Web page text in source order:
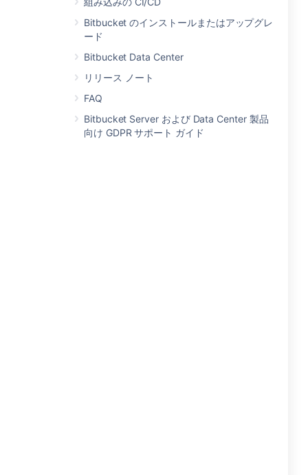
Bitbucket のインストールまたはアップグレ
ード
Bitbucket Data Center
リリース ノート
FAQ
Bitbucket Server および Data Center 製品
向け GDPR サポート ガイド